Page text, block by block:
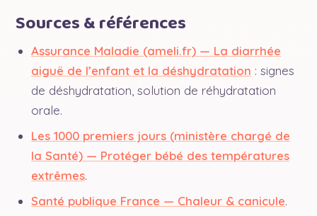
Sources & références
Assurance Maladie (ameli.fr) — La diarrhée
aiguë de l’enfant et la déshydratation : signes
de déshydratation, solution de réhydratation
orale.
Les 1000 premiers jours (ministère chargé de
la Santé) — Protéger bébé des températures
extrêmes.
Santé publique France — Chaleur & canicule.